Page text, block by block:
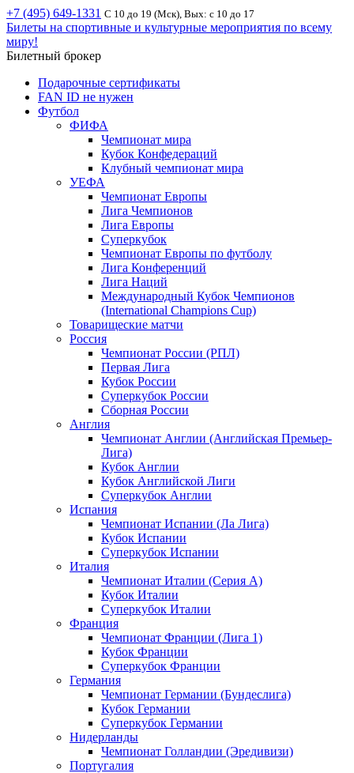
+7 (495) 649-1331 С 10 до 19 (Мск), Вых: с 10 до 17
Билеты на спортивные и культурные мероприятия по всему
миру!
Билетный брокер
Подарочные сертификаты
FAN ID не нужен
Футбол
ФИФА
Чемпионат мира
Кубок Конфедераций
Клубный чемпионат мира
УЕФА
Чемпионат Европы
Лига Чемпионов
Лига Европы
Суперкубок
Чемпионат Европы по футболу
Лига Конференций
Лига Наций
Международный Кубок Чемпионов
(International Champions Cup)
Товарищеские матчи
Россия
Чемпионат России (РПЛ)
Первая Лига
Кубок России
Суперкубок России
Сборная России
Англия
Чемпионат Англии (Английская Премьер-
Лига)
Кубок Англии
Кубок Английской Лиги
Суперкубок Англии
Испания
Чемпионат Испании (Ла Лига)
Кубок Испании
Суперкубок Испании
Италия
Чемпионат Италии (Серия А)
Кубок Италии
Суперкубок Италии
Франция
Чемпионат Франции (Лига 1)
Кубок Франции
Суперкубок Франции
Германия
Чемпионат Германии (Бундеслига)
Кубок Германии
Суперкубок Германии
Нидерланды
Чемпионат Голландии (Эредивизи)
Португалия